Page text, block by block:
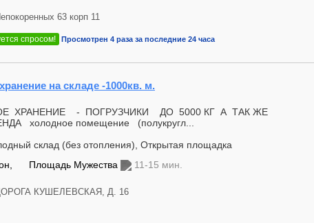
63 корп 11
спросом! Просмотрен 4 раза за последние 24 часа
на складе -1000кв. м.
ХРАНЕНИЕ - ПОГРУЗЧИКИ ДО 5000 КГ А ТАК ЖЕ
холодное помещение (полукругл...
склад (без отопления), Открытая площадка
Площадь Мужества 11-15 мин.
ДОРОГА КУШЕЛЕВСКАЯ, Д. 16